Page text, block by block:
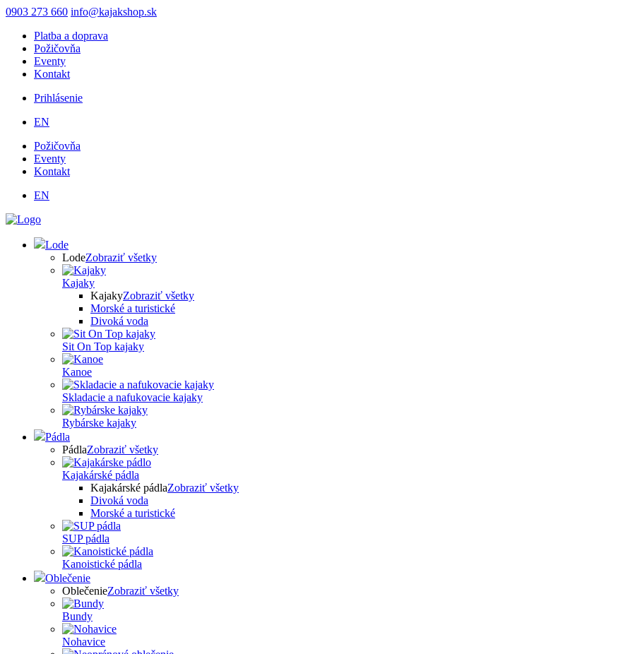
Skočiť
hlavný
obsah
0903 273 660 info@kajakshop.sk
Platba a doprava
Požičovňa
Eventy
Kontakt
Používateľské
Prihlásenie
EN
Požičovňa
Eventy
Kontakt
EN
Lode
LodeZobraziť všetky
Kajaky
KajakyZobraziť všetky
Morské a turistické
Divoká voda
Sit On Top kajaky
Kanoe
Skladacie a nafukovacie kajaky
Rybárske kajaky
Pádla
PádlaZobraziť všetky
Kajakárské pádla
Kajakárské pádlaZobraziť všetky
Divoká voda
Morské a turistické
SUP pádla
Kanoistické pádla
Oblečenie
OblečenieZobraziť všetky
Bundy
Nohavice